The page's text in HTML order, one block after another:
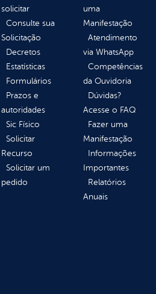
solicitar
Consulte sua
Solicitação
Decretos
Estatísticas
Formulários
Prazos e
autoridades
Sic Físico
Solicitar
Recurso
Solicitar um
pedido
uma
Manifestação
Atendimento
via WhatsApp
Competências
da Ouvidoria
Dúvidas?
Acesse o FAQ
Fazer uma
Manifestação
Informações
Importantes
Relatórios
Anuais